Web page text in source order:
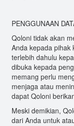
PENGGUNAAN
Qoloni tidak akan
Anda kepada pihak
terlebih dahulu
dibuka kepada
memang perlu
menjaga atau
dapat Qoloni
Meski demikian,
dari Anda untuk